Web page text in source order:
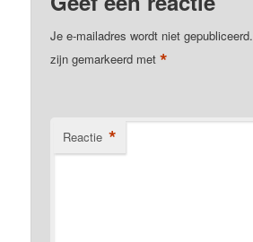
Je e-mailadres wordt niet gepubliceerd.
zijn gemarkeerd met*
Reactie *